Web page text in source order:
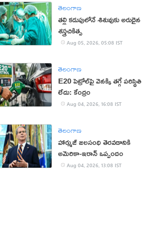
తెలంగాణ
తల్లి కడుపులోనే శిశువుకు అరుదైన
శస్త్రచికిత్స
Aug 05, 2026, 05:08 IST
తెలంగాణ
E20 పెట్రోల్‌పై వెనక్కి తగ్గే పరిస్థితి
లేదు: కేంద్రం
Aug 04, 2026, 16:08 IST
తెలంగాణ
హార్ముజ్ జలసంధి తెరవడానికి
అమెరికా-ఇరాన్ ఒప్పందం
Aug 04, 2026, 13:08 IST